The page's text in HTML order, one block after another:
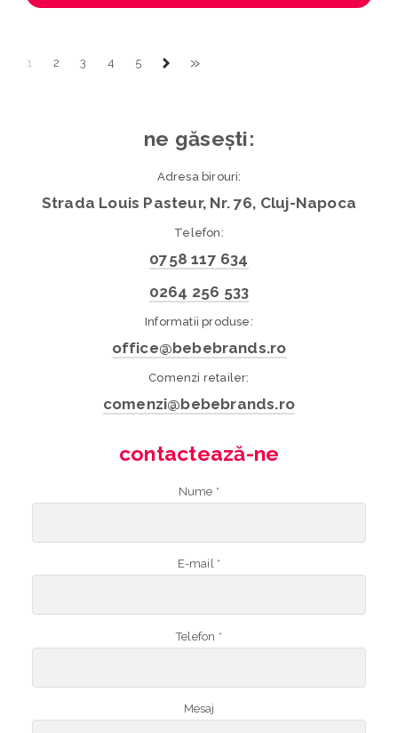
1 2 3 4 5 »
ne găsești:
Adresa birouri:
Strada Louis Pasteur, Nr. 76, Cluj-Napoca
Telefon:
0758 117 634
0264 256 533
Informatii produse:
office@bebebrands.ro
Comenzi retailer:
comenzi@bebebrands.ro
contactează-ne
Nume *
E-mail *
Telefon *
Mesaj